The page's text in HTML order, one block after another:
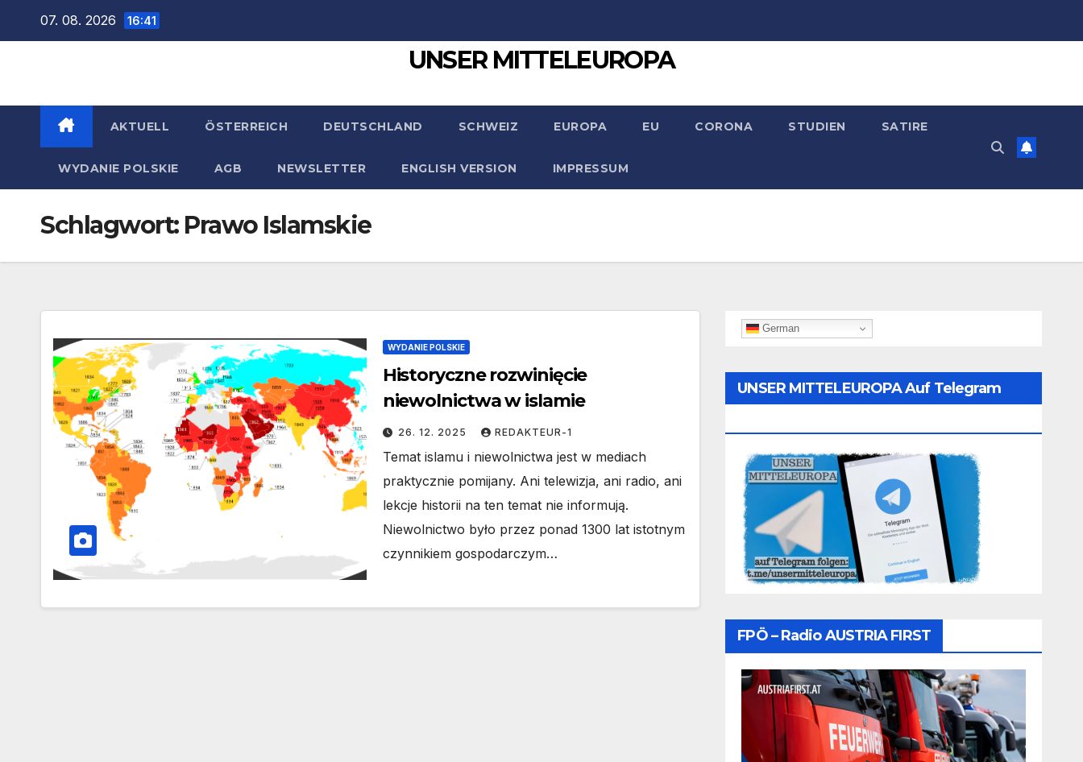
07. 08. 2026 16:41
UNSER MITTELEUROPA
AKTUELL ÖSTERREICH DEUTSCHLAND SCHWEIZ EUROPA EU CORONA STUDIEN SATIRE
WYDANIE POLSKIE AGB NEWSLETTER ENGLISH VERSION IMPRESSUM
Schlagwort: Prawo Islamskie
WYDANIE POLSKIE
Historyczne rozwinięcie
niewolnictwa w islamie
26. 12. 2025 REDAKTEUR-1
Temat islamu i niewolnictwa jest w mediach
praktycznie pomijany. Ani telewizja, ani radio, ani
lekcje historii na ten temat nie informują.
Niewolnictwo było przez ponad 1300 lat istotnym
czynnikiem gospodarczym…
German
UNSER MITTELEUROPA Auf Telegram
FPÖ – Radio AUSTRIA FIRST